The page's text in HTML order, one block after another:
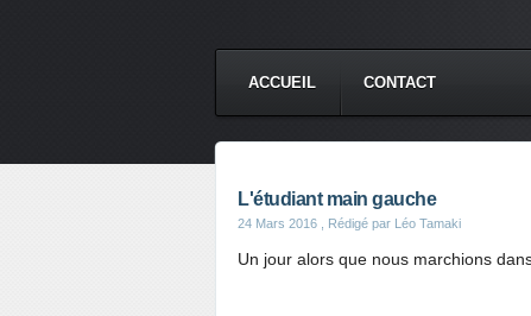
ACCUEIL CONTACT
L'étudiant main gauche
24 Mars 2016 , Rédigé par Léo Tamaki
Un jour alors que nous marchions